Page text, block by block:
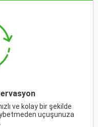
ve kolay bir şekilde
uçuşunuza